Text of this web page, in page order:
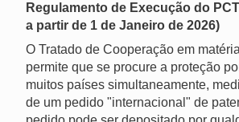
Regulamento de Execução do
a partir de 1 de Janeiro de 2026)
O Tratado de Cooperação em
permite que se procure a proteção
muitos países simultaneamente,
de um pedido "internacional" de